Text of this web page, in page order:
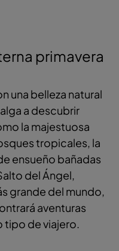
primavera
una belleza natural
a descubrir
la majestuosa
tropicales, la
ensueño bañadas
del Ángel,
grande del mundo,
aventuras
de viajero.